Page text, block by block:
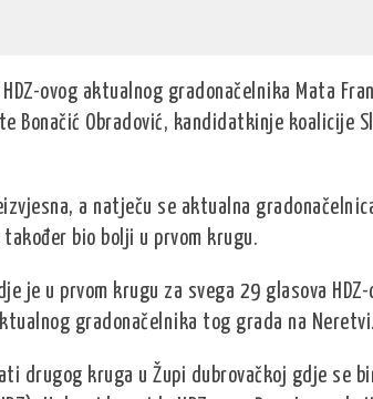
ovog aktualnog gradonačelnika Mata
Bonačić Obradović, kandidatkinje koalicije
a natječu se aktualna
također bio bolji u prvom krugu.
je u prvom krugu za svega 29 glasova
gradonačelnika tog grada na Neretvi.
drugog kruga u Župi dubrovačkoj gdje se